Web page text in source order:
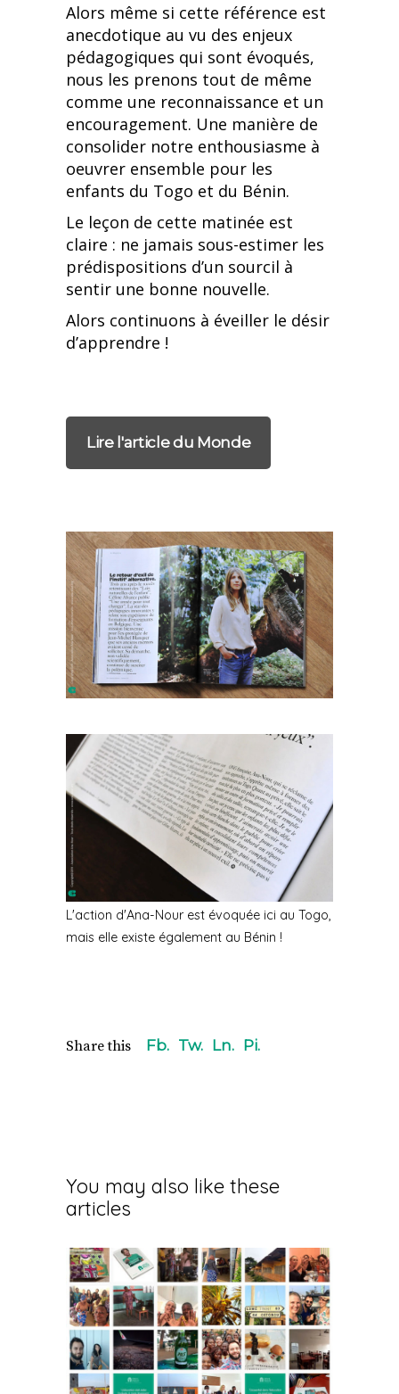
Alors même si cette référence est
anecdotique au vu des enjeux
pédagogiques qui sont évoqués,
nous les prenons tout de même
comme une reconnaissance et un
encouragement. Une manière de
consolider notre enthousiasme à
oeuvrer ensemble pour les
enfants du Togo et du Bénin.
Le leçon de cette matinée est
claire : ne jamais sous-estimer les
prédispositions d’un sourcil à
sentir une bonne nouvelle.
Alors continuons à éveiller le désir
d’apprendre !
Lire l'article du Monde
L'action d'Ana-Nour est évoquée ici au Togo,
mais elle existe également au Bénin !
Share this Fb. Tw. Ln. Pi.
You may also like these
articles